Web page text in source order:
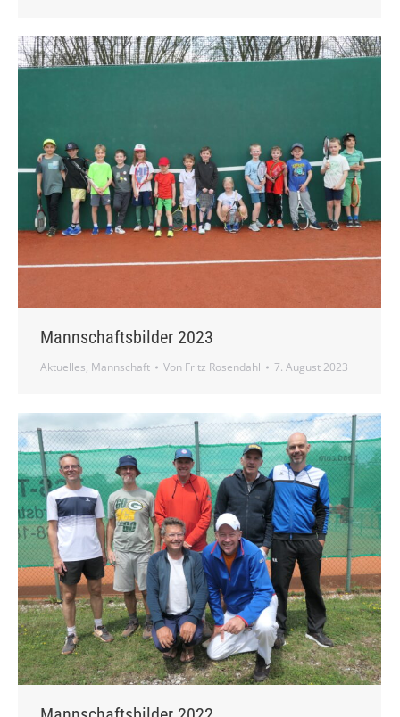
Mannschaftsbilder 2023
Aktuelles, Mannschaft Von Fritz Rosendahl 7. August 2023